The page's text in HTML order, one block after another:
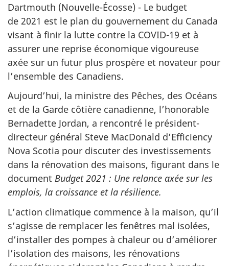
Dartmouth (Nouvelle-Écosse) - Le budget
de 2021 est le plan du gouvernement du Canada
visant à finir la lutte contre la COVID-19 et à
assurer une reprise économique vigoureuse
axée sur un futur plus prospère et novateur pour
l’ensemble des Canadiens.
Aujourd’hui, la ministre des Pêches, des Océans
et de la Garde côtière canadienne, l’honorable
Bernadette Jordan, a rencontré le président-
directeur général Steve MacDonald d’Efficiency
Nova Scotia pour discuter des investissements
dans la rénovation des maisons, figurant dans le
document Budget 2021 : Une relance axée sur les
emplois, la croissance et la résilience.
L’action climatique commence à la maison, qu’il
s’agisse de remplacer les fenêtres mal isolées,
d’installer des pompes à chaleur ou d’améliorer
l’isolation des maisons, les rénovations